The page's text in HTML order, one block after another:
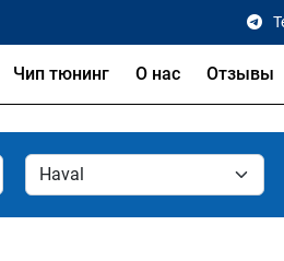
Чип тюнинг О нас Отзывы